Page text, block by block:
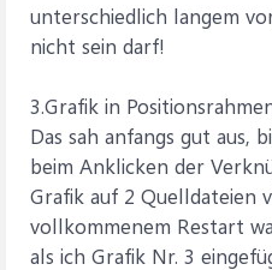
unterschiedlich langem
nicht sein darf!
3.Grafik in
Das sah anfangs gut aus,
beim Anklicken der
Grafik auf 2 Quelldateien
vollkommenem Restart
als ich Grafik Nr. 3